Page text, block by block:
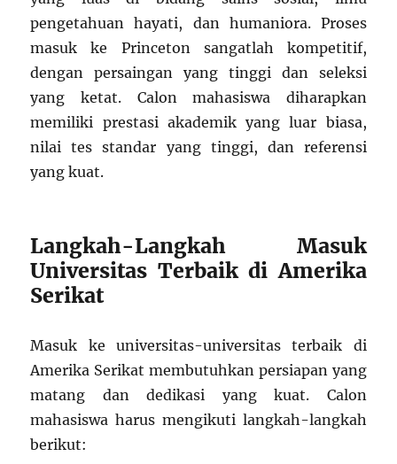
pengetahuan hayati, dan humaniora. Proses
masuk ke Princeton sangatlah kompetitif,
dengan persaingan yang tinggi dan seleksi
yang ketat. Calon mahasiswa diharapkan
memiliki prestasi akademik yang luar biasa,
nilai tes standar yang tinggi, dan referensi
yang kuat.
Langkah-Langkah Masuk
Universitas Terbaik di Amerika
Serikat
Masuk ke universitas-universitas terbaik di
Amerika Serikat membutuhkan persiapan yang
matang dan dedikasi yang kuat. Calon
mahasiswa harus mengikuti langkah-langkah
berikut: